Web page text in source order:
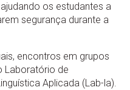
os estudantes a
segurança durante a
encontros em grupos
Laboratório de
Aplicada (Lab-la).